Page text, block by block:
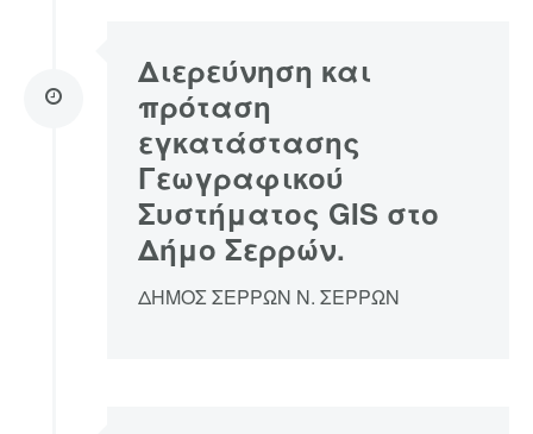
Διερεύνηση και
πρόταση
εγκατάστασης
Γεωγραφικού
Συστήματος GIS στο
Δήμο Σερρών.
ΔΗΜΟΣ ΣΕΡΡΩΝ Ν. ΣΕΡΡΩΝ